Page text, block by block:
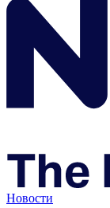
Новости